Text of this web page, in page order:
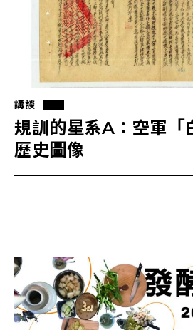
講談
規訓的星系A：空軍「
歷史圖像